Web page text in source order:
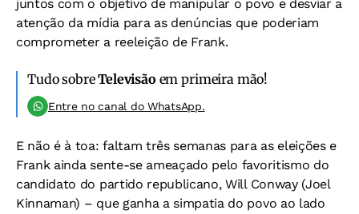
juntos com o objetivo de manipular o povo e desviar a
atenção da mídia para as denúncias que poderiam
comprometer a reeleição de Frank.
Tudo sobreTelevisão em primeira mão!
Entre no canal do WhatsApp.
E não é à toa: faltam três semanas para as eleições e
Frank ainda sente-se ameaçado pelo favoritismo do
candidato do partido republicano, Will Conway (Joel
Kinnaman) – que ganha a simpatia do povo ao lado